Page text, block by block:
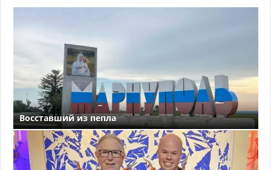
Восставший из пепла